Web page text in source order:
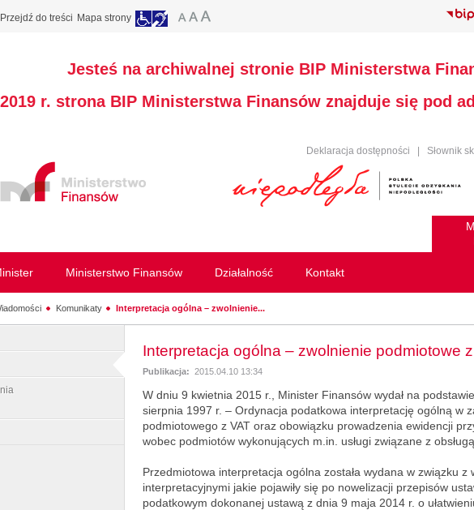
Przejdź do treści Mapa strony
Jesteś na archiwalnej stronie BIP Ministerstwa
r. strona BIP Ministerstwa Finansów znajduje się pod
Deklaracja dostępności Słownik
Ministerstwo Finansów Działalność Kontakt
Komunikaty Interpretacja ogólna – zwolnienie...
Interpretacja ogólna – zwolnienie podmiotowe
Publikacja: 2015.04.10 13:34
W dniu 9 kwietnia 2015 r., Minister Finansów wydał na
sierpnia 1997 r. – Ordynacja podatkowa interpretację ogólną w
podmiotowego z VAT oraz obowiązku prowadzenia ewidencji
wobec podmiotów wykonujących m.in. usługi związane z
Przedmiotowa interpretacja ogólna została wydana w związku
interpretacyjnymi jakie pojawiły się po nowelizacji przepisów
podatkowym dokonanej ustawą z dnia 9 maja 2014 r. o